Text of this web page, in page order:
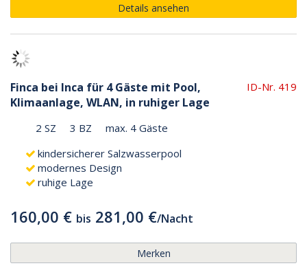
Details ansehen
Finca bei Inca für 4 Gäste mit Pool,
Klimaanlage, WLAN, in ruhiger Lage
ID-Nr. 419
2 SZ 3 BZ
max. 4 Gäste
kindersicherer Salzwasserpool
modernes Design
ruhige Lage
160,00 € bis 281,00 €/Nacht
Merken